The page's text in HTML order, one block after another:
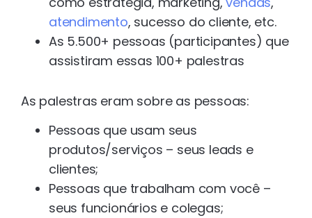
atendimento, sucesso do cliente, etc.
As 5.500+ pessoas (participantes) que
assistiram essas 100+ palestras
As palestras eram sobre as pessoas:
Pessoas que usam seus
produtos/serviços – seus leads e
clientes;
Pessoas que trabalham com você –
seus funcionários e colegas;